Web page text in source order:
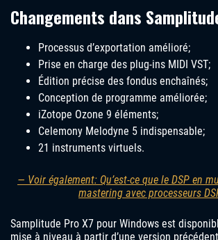
Changements dans
Processus d’exportation amélioré;
Prise en charge des plug-ins MIDI VST;
Édition précise des fondus enchaînés;
Conception de programme améliorée;
iZotope Ozone 9 éléments;
Celemony Melodyne 5 indispensable;
21 instruments virtuels.
— Voir également: Qu’est-ce que le DSP en
mastering avec processeurs
Samplitude Pro X7 pour Windows est
mise à niveau à partir d’une version